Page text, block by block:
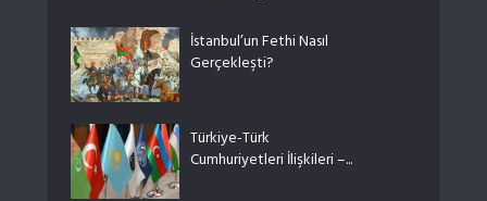
İstanbul’un Fethi Nasıl
Gerçekleşti?
Türkiye-Türk
Cumhuriyetleri İlişkileri –...